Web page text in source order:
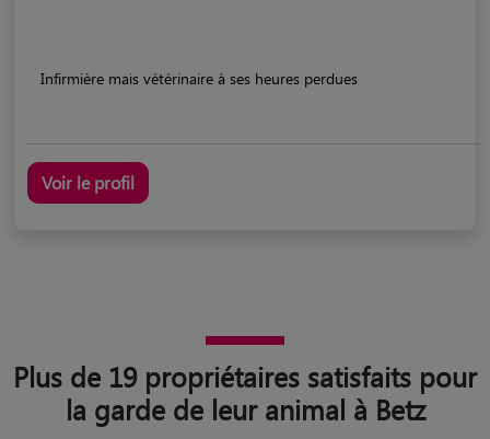
Infirmière mais vétérinaire à ses heures perdues
Voir le profil
Plus de 19 propriétaires satisfaits pour
la garde de leur animal à Betz